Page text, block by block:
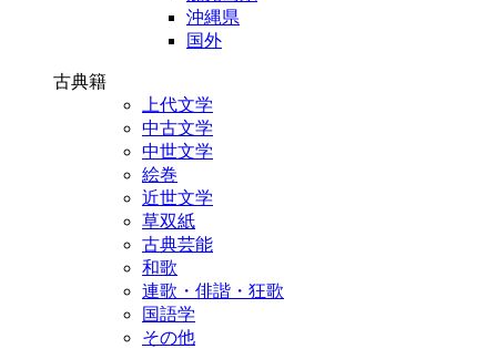
沖縄県
国外
古典籍
上代文学
中古文学
中世文学
絵巻
近世文学
草双紙
古典芸能
和歌
連歌・俳諧・狂歌
国語学
その他